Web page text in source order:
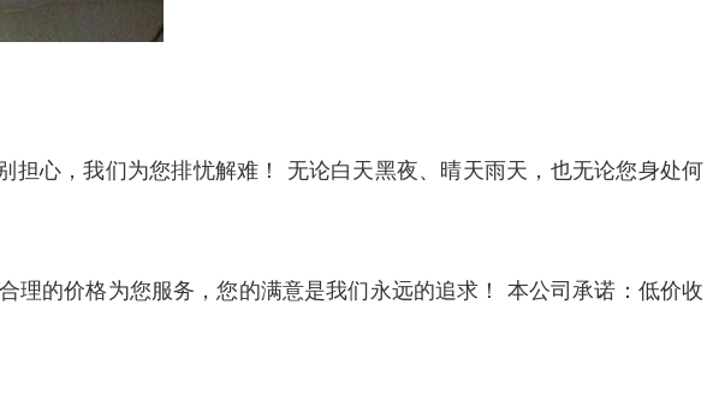
心，我们为您排忧解难！ 无论白天黑夜、晴天雨天，也无论您身处何
的价格为您服务，您的满意是我们永远的追求！ 本公司承诺：低价收